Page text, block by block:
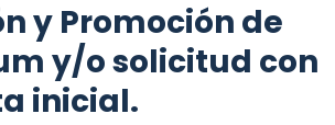
y Promoción de
y/o solicitud con
inicial.